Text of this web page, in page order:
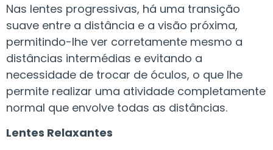
Nas lentes progressivas, há uma transição
suave entre a distância e a visão próxima,
permitindo-lhe ver corretamente mesmo a
distâncias intermédias e evitando a
necessidade de trocar de óculos, o que lhe
permite realizar uma atividade completamente
normal que envolve todas as distâncias.
Lentes Relaxantes